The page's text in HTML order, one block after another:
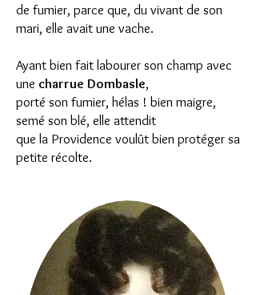
de fumier, parce que, du vivant de son
mari, elle avait une vache.
Ayant bien fait labourer son champ avec
une charrue Dombasle,
porté son fumier, hélas ! bien maigre,
semé son blé, elle attendit
que la Providence voulût bien protéger sa
petite récolte.